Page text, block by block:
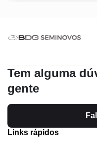
Tem alguma
gente
Links rápidos